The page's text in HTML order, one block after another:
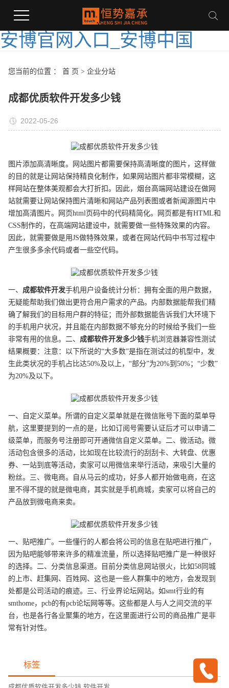
安博官网入口_安博中国
您当前的位置 ： 首 页 > 企业分站
成都优质软件开发多少钱
2022-05-26
图片添加高清晰度。网站图片都需要保持高清晰度的图片，这样做
的目的就是让网站保持精良化制作，如果网站图片都非常模糊，这
样网站在整体美观都会大打折扣。因此，烟台高端网站建设在做网
站就需要让网站保持图片清晰和网站产品列表图或者新闻源图片中
增加高清图片。网页html页码中的代码精简化。网页都是有HTML和
CSS制作的，在高端网站建设中，就需要做一些特殊效果的内容。
因此，就需要做是用JS做特殊效果，或者在网站代码中书写过程中
产生很多多余代码或者一些空代码。
一、 成都软件开发手机用户设备统计分析：拥有全面的用户数据，
无疑能帮助我们做出更符合用户需求的产品。内部数据能帮我们精
确了解我们的目标用户群的特征；而外部数据能告诉我们大环境下
的手机用户状况，并且能在内部数据不够充分的时候给予我们一些
非常有用的信息。二、 成都软件开发多少钱手机浏览器兼容性测试
结果概要：注意：以下所说的“大多数”是指在测试过的机型中，发
生此类状况的手机占比达50%及以上，“部分”为20%到50%；“少数”
为20%及以下。
一、自定义菜单。所谓的自定义菜单就是在微信账号下面的菜单导
航，这里要提到的一点的是，比如订阅号需要认证后才可以申请二
级菜单，而服务号注册即可开通微信自定义菜单。二、微活动。微
活动包含很多的活动，比如现在比较流行的刮刮卡、大转盘、优惠
券、一站到底等活动，卖家可以用微信来举行活动，来吸引大量的
粉丝。三、微电商。自从马云的成功，好多人都开始做电商，在这
里不得不提的就是微电商，其实就是手机商城，卖家可以将自己的
产品放到微电商来卖。
一、贴吧推广。一些懂行的人都会将公司的信息在贴吧进行推广，
因为贴吧能够带来许多的精准流量，所以选择贴吧推广是一种很好
的选择。二、分类信息渠道。目前分类信息网站很火，比如58同城
的上市、赶集网、百姓网、这也是一些人群集中的地方，会发现到
处都是公司活动的痕迹。三、行业界论坛网站。如smt行业的有
smthome，pcb的有pcb论坛网等等。这些都是人与人之间交流的平
台，也是各行各业聚集的地方，在这里面进行公司的商品推广是非
常有针对性。
标签